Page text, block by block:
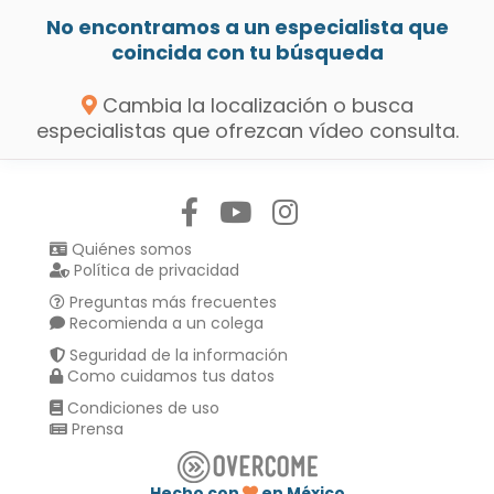
No encontramos a un especialista que
coincida con tu búsqueda
Cambia la localización o busca
especialistas que ofrezcan vídeo consulta.
Quiénes somos
Política de privacidad
Preguntas más frecuentes
Recomienda a un colega
Seguridad de la información
Como cuidamos tus datos
Condiciones de uso
Prensa